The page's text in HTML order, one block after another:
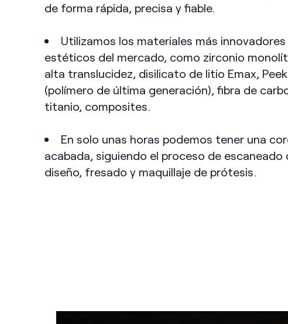
de forma rápida, precisa y fiable.
Utilizamos los materiales más innovadores
estéticos del mercado, como zirconio
alta translucidez, disilicato de litio Emax, Peek
(polímero de última generación), fibra de
titanio, composites.
En solo unas horas podemos tener una
acabada, siguiendo el proceso de escaneado
diseño, fresado y maquillaje de prótesis.